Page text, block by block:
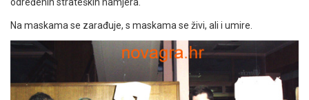
Na maskama se zarađuje, s maskama se živi, ali i umire.